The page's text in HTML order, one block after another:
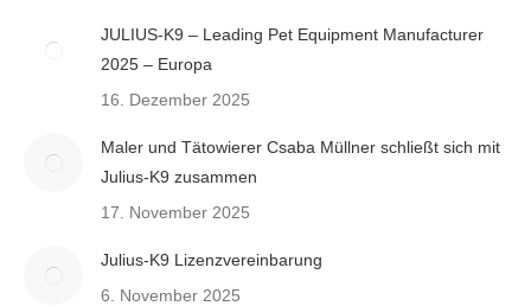
JULIUS-K9 – Leading Pet Equipment Manufacturer
2025 – Europa
16. Dezember 2025
Maler und Tätowierer Csaba Müllner schließt sich mit
Julius-K9 zusammen
17. November 2025
Julius-K9 Lizenzvereinbarung
6. November 2025